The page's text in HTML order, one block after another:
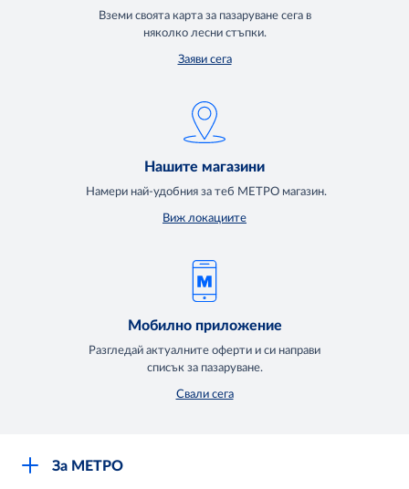
Вземи своята карта за пазаруване сега в
няколко лесни стъпки.
Заяви сега
Нашите магазини
Намери най-удобния за теб МЕТРО магазин.
Виж локациите
Мобилно приложение
Разгледай актуалните оферти и си направи
списък за пазаруване.
Свали сега
За МЕТРО